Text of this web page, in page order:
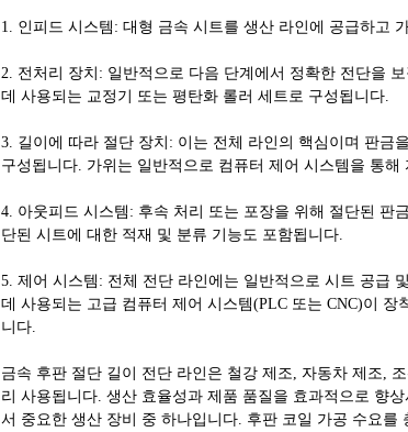
1. 인피드 시스템: 대형 금속 시트를 생산 라인에 공급하고
2. 전처리 장치: 일반적으로 다음 단계에서 정확한 전단을
데 사용되는 교정기 또는 평탄화 롤러 세트로 구성됩니다.
3. 길이에 따라 절단 장치: 이는 전체 라인의 핵심이며 판금
구성됩니다. 가위는 일반적으로 컴퓨터 제어 시스템을 통
4. 아웃피드 시스템: 후속 처리 또는 포장을 위해 절단된 판
단된 시트에 대한 적재 및 분류 기능도 포함됩니다.
5. 제어 시스템: 전체 전단 라인에는 일반적으로 시트 공급
데 사용되는 고급 컴퓨터 제어 시스템(PLC 또는 CNC)이
니다.
금속 후판 절단 길이 전단 라인은 철강 제조, 자동차 제조,
리 사용됩니다. 생산 효율성과 제품 품질을 효과적으로 향
서 중요한 생산 장비 중 하나입니다. 후판 코일 가공 수요를